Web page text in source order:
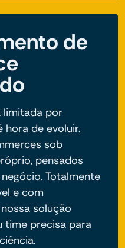
de
limitada por
hora de evoluir.
sob
pensados
Totalmente
e com
solução
time precisa para